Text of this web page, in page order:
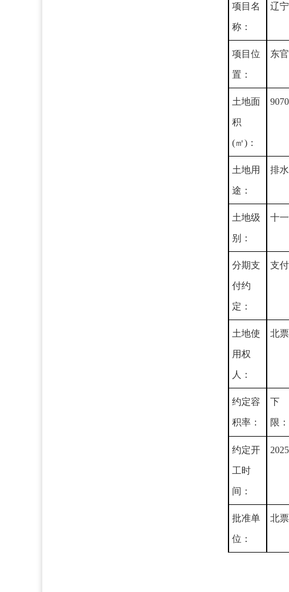
项目名
称：
辽
项目位
置：
东
土地面
积
(㎡)：
9070
土地用
途：
排
土地级
别：
十
分期支
付约
定：
支
土地使
用权
人：
北
约定容
积率：
下
限：
约定开
工时
间：
批准单
位：
北